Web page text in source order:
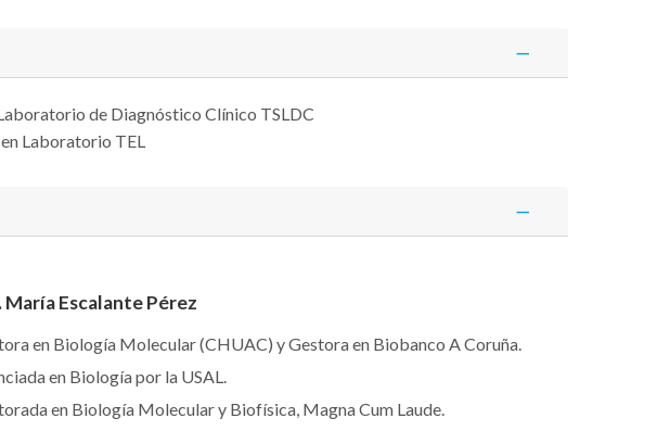
de Diagnóstico Clínico TSLDC
Laboratorio TEL
María Escalante Pérez
en Biología Molecular (CHUAC) y Gestora en Biobanco A Coruña.
en Biología por la USAL.
en Biología Molecular y Biofísica, Magna Cum Laude.